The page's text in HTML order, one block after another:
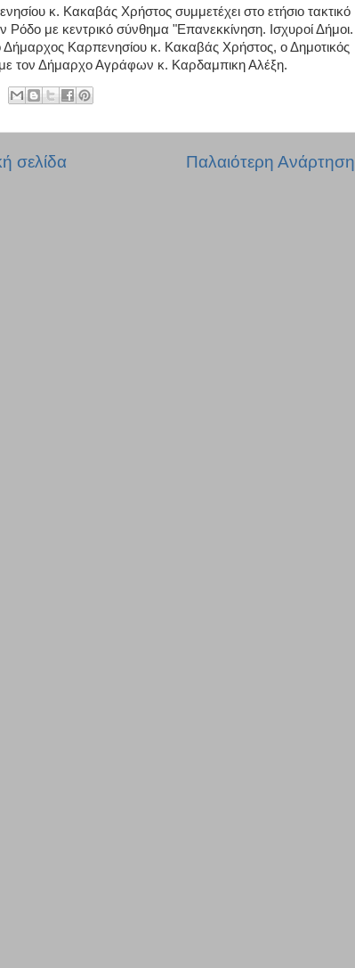
κ. Κακαβάς Χρήστος συμμετέχει στο ετήσιο τακτικό
Ρόδο με κεντρικό σύνθημα "Επανεκκίνηση. Ισχυροί Δήμοι.
Καρπενησίου κ. Κακαβάς Χρήστος, ο Δημοτικός
τον Δήμαρχο Αγράφων κ. Καρδαμπικη Αλέξη.
Παλαιότερη Ανάρτηση
σελίδα